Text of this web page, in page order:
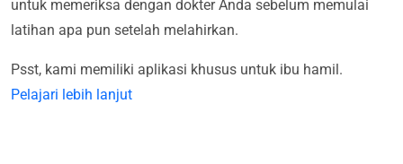
untuk memeriksa dengan dokter Anda sebelum memulai
latihan apa pun setelah melahirkan.
Psst, kami memiliki aplikasi khusus untuk ibu hamil.
Pelajari lebih lanjut